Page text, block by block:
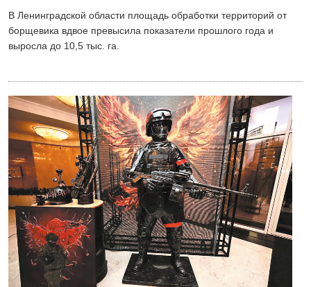
В Ленинградской области площадь обработки территорий от
борщевика вдвое превысила показатели прошлого года и
выросла до 10,5 тыс. га.